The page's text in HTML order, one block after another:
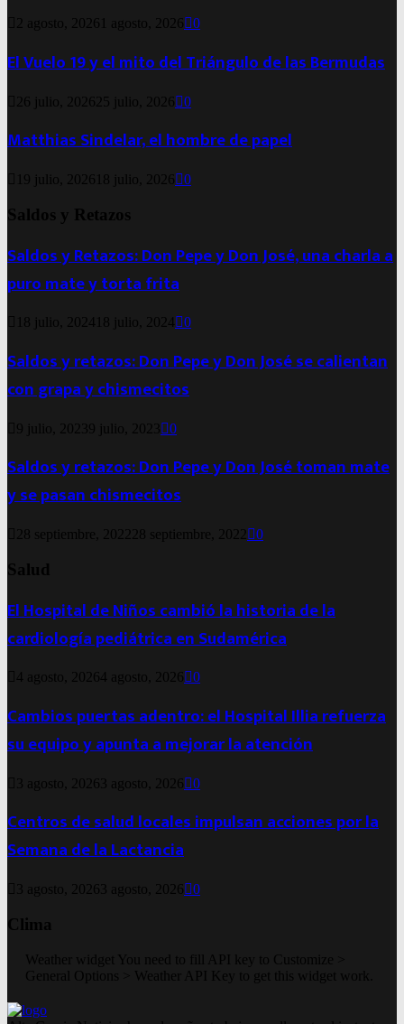
2 agosto, 2026 1 agosto, 2026 0
El Vuelo 19 y el mito del Triángulo de las Bermudas
26 julio, 2026 25 julio, 2026 0
Matthias Sindelar, el hombre de papel
19 julio, 2026 18 julio, 2026 0
Saldos y Retazos
Saldos y Retazos: Don Pepe y Don José, una charla a
puro mate y torta frita
18 julio, 2024 18 julio, 2024 0
Saldos y retazos: Don Pepe y Don José se calientan
con grapa y chismecitos
9 julio, 20239 julio, 2023 0
Saldos y retazos: Don Pepe y Don José toman mate
y se pasan chismecitos
28 septiembre, 2022 28 septiembre, 2022 0
Salud
El Hospital de Niños cambió la historia de la
cardiología pediátrica en Sudamérica
4 agosto, 20264 agosto, 2026 0
Cambios puertas adentro: el Hospital Illia refuerza
su equipo y apunta a mejorar la atención
3 agosto, 2026 3 agosto, 2026 0
Centros de salud locales impulsan acciones por la
Semana de la Lactancia
3 agosto, 2026 3 agosto, 2026 0
Clima
Weather widget You need to fill API key to Customize >
General Options > Weather API Key to get this widget work.